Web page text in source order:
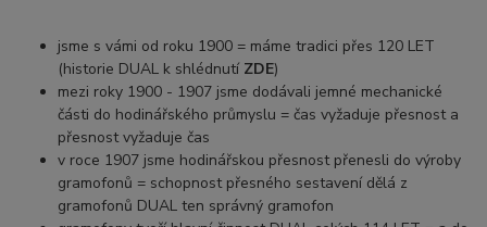
jsme s vámi od roku 1900 = máme tradici přes 120 LET
(historie DUAL k shlédnutí ZDE)
mezi roky 1900 - 1907 jsme dodávali jemné mechanické
části do hodinářského průmyslu = čas vyžaduje přesnost a
přesnost vyžaduje čas
v roce 1907 jsme hodinářskou přesnost přenesli do výroby
gramofonů = schopnost přesného sestavení dělá z
gramofonů DUAL ten správný gramofon